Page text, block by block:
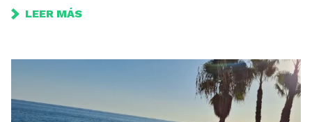
LEER MÁS